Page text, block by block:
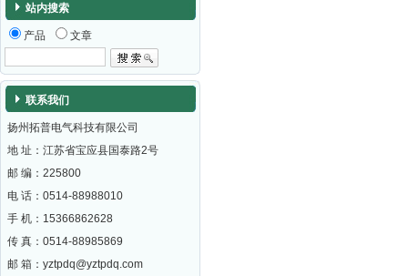
站内搜索
产品 文章
联系我们
扬州拓普电气科技有限公司
地 址：江苏省宝应县国泰路2号
邮 编： 225800
电 话：0514-88988010
手 机：15366862628
传 真：0514-88985869
邮 箱： yztpdq@yztpdq.com